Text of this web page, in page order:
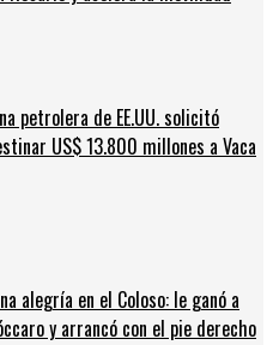
petrolera de EE.UU. solicitó
US$ 13.800 millones a Vaca
alegría en el Coloso: le ganó a
y arrancó con el pie derecho